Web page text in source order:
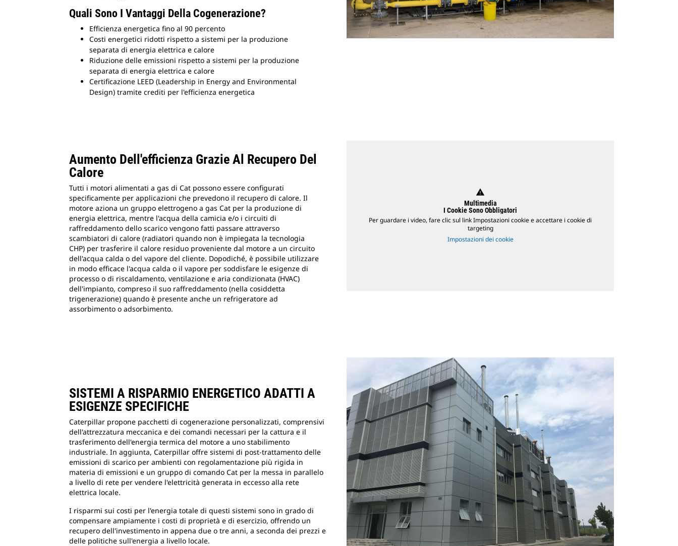
Quali Sono I Vantaggi Della Cogenerazione?
Efficienza energetica fino al 90 percento
Costi energetici ridotti rispetto a sistemi per la produzione
separata di energia elettrica e calore
Riduzione delle emissioni rispetto a sistemi per la produzione
separata di energia elettrica e calore
Certificazione LEED (Leadership in Energy and Environmental
Design) tramite crediti per l'efficienza energetica
Aumento Dell'efficienza Grazie Al Recupero Del
Calore
Tutti i motori alimentati a gas di Cat possono essere configurati
specificamente per applicazioni che prevedono il recupero di calore. Il
motore aziona un gruppo elettrogeno a gas Cat per la produzione di
energia elettrica, mentre l'acqua della camicia e/o i circuiti di
raffreddamento dello scarico vengono fatti passare attraverso
scambiatori di calore (radiatori quando non è impiegata la tecnologia
CHP) per trasferire il calore residuo proveniente dal motore a un circuito
dell'acqua calda o del vapore del cliente. Dopodiché, è possibile utilizzare
in modo efficace l'acqua calda o il vapore per soddisfare le esigenze di
processo o di riscaldamento, ventilazione e aria condizionata (HVAC)
dell'impianto, compreso il suo raffreddamento (nella cosiddetta
trigenerazione) quando è presente anche un refrigeratore ad
assorbimento o adsorbimento.
warning
Multimedia
I Cookie Sono Obbligatori
Per guardare i video, fare clic sul link Impostazioni cookie e accettare i cookie di
targeting
Impostazioni dei cookie
SISTEMI A RISPARMIO ENERGETICO ADATTI A
ESIGENZE SPECIFICHE
Caterpillar propone pacchetti di cogenerazione personalizzati, comprensivi
dell'attrezzatura meccanica e dei comandi necessari per la cattura e il
trasferimento dell'energia termica del motore a uno stabilimento
industriale. In aggiunta, Caterpillar offre sistemi di post-trattamento delle
emissioni di scarico per ambienti con regolamentazione più rigida in
materia di emissioni e un gruppo di comando Cat per la messa in parallelo
a livello di rete per vendere l'elettricità generata in eccesso alla rete
elettrica locale.
I risparmi sui costi per l'energia totale di questi sistemi sono in grado di
compensare ampiamente i costi di proprietà e di esercizio, offrendo un
recupero dell'investimento in appena due o tre anni, a seconda dei prezzi e
delle politiche sull'energia a livello locale.